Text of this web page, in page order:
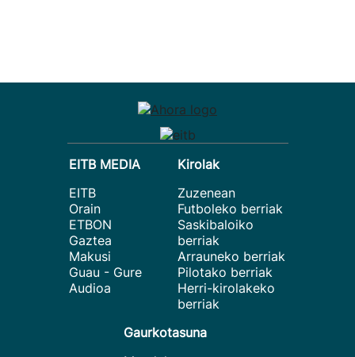
EITB MEDIA
EITB
Orain
ETBON
Gaztea
Makusi
Guau - Gure
Audioa
Kirolak
Zuzenean
Futboleko berriak
Saskibaloiko
berriak
Arrauneko berriak
Pilotako berriak
Herri-kirolakeko
berriak
Gaurkotasuna